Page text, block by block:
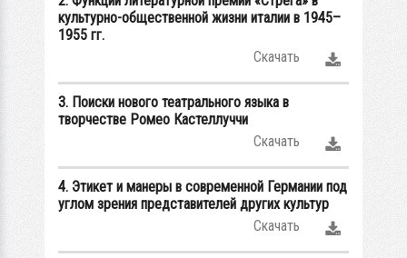
культурно-общественной жизни италии в 1945–
1955 гг.
Скачать
3. Поиски нового театрального языка в
творчестве Ромео Кастеллуччи
Скачать
4. Этикет и манеры в современной Германии под
углом зрения представителей других культур
Скачать